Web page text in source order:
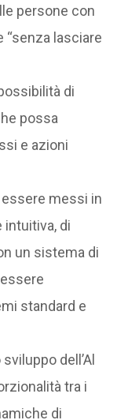
persone con
“senza lasciare
di
possa
e azioni
messi in
intuitiva, di
un sistema di
standard e
dell’Al
tra i
di